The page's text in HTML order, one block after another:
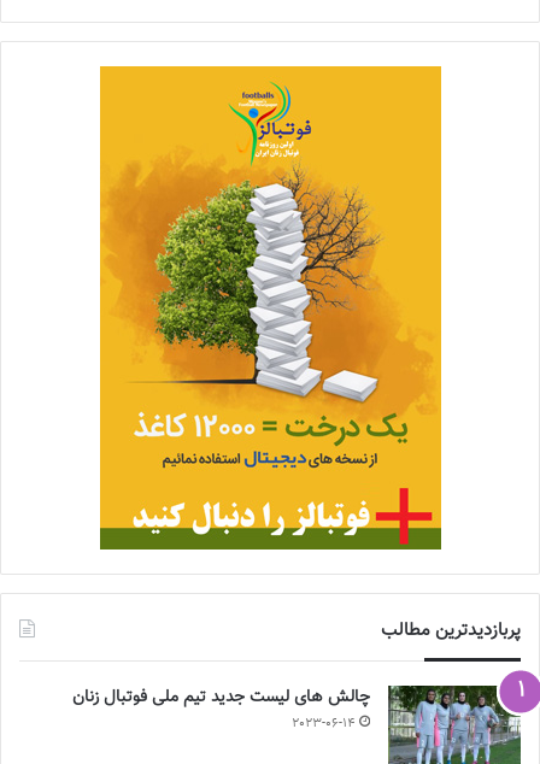
پربازدیدترین مطالب
چالش هاى ليست جدید تيم ملى فوتبال زنان
2023-06-14